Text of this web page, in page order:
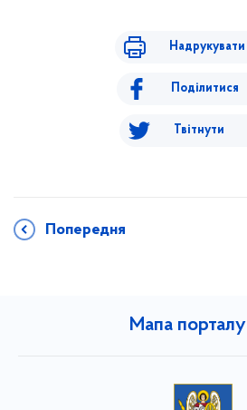
Надрукувати
Поділитися
Твітнути
Попередня
Мапа порталу